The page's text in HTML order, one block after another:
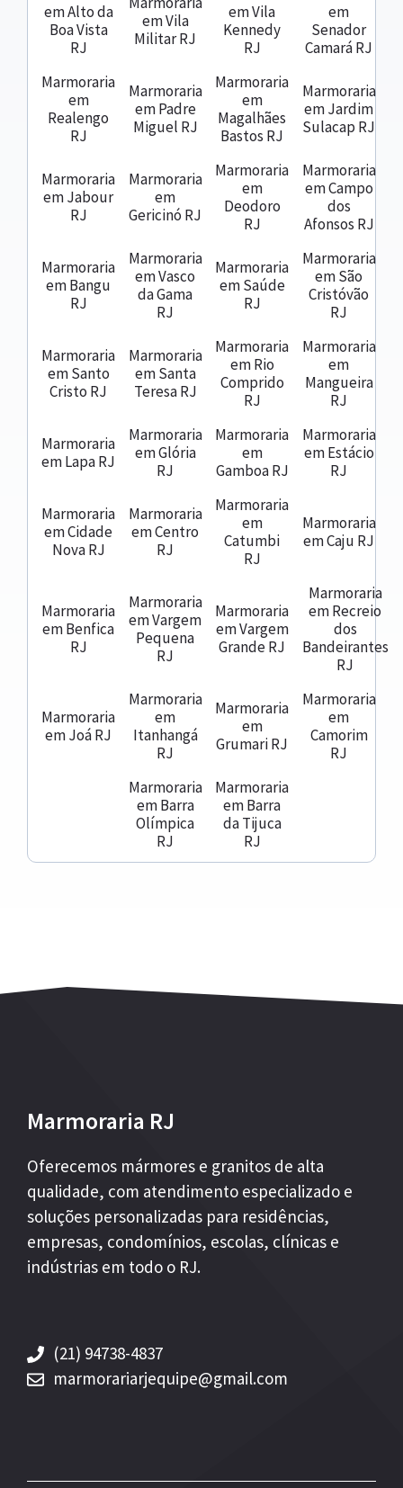
em Alto da
Boa Vista
RJ
em Vila
Militar RJ
em Vila
Kennedy
RJ
em
Senador
Camará RJ
Marmoraria
em
Realengo
RJ
Marmoraria
em Padre
Miguel RJ
Marmoraria
em
Magalhães
Bastos RJ
Marmoraria
em Jardim
Sulacap RJ
Marmoraria
em Jabour
RJ
Marmoraria
em
Gericinó RJ
Marmoraria
em
Deodoro
RJ
Marmoraria
em Campo
dos
Afonsos RJ
Marmoraria
em Bangu
RJ
Marmoraria
em Vasco
da Gama
RJ
Marmoraria
em Saúde
RJ
Marmoraria
em São
Cristóvão
RJ
Marmoraria
em Santo
Cristo RJ
Marmoraria
em Santa
Teresa RJ
Marmoraria
em Rio
Comprido
RJ
Marmoraria
em
Mangueira
RJ
Marmoraria
em Lapa RJ
Marmoraria
em Glória
RJ
Marmoraria
em
Gamboa RJ
Marmoraria
em Estácio
RJ
Marmoraria
em Cidade
Nova RJ
Marmoraria
em Centro
RJ
Marmoraria
em
Catumbi
RJ
Marmoraria
em Caju RJ
Marmoraria
em Benfica
RJ
Marmoraria
em Vargem
Pequena
RJ
Marmoraria
em Vargem
Grande RJ
Marmoraria
em Recreio
dos
Bandeirantes
RJ
Marmoraria
em Joá RJ
Marmoraria
em
Itanhangá
RJ
Marmoraria
em
Grumari RJ
Marmoraria
em
Camorim
RJ
Marmoraria
em Barra
Olímpica
RJ
Marmoraria
em Barra
da Tijuca
RJ
Marmoraria RJ
Oferecemos mármores e granitos de alta
qualidade, com atendimento especializado e
soluções personalizadas para residências,
empresas, condomínios, escolas, clínicas e
indústrias em todo o RJ.
(21) 94738-4837
marmorariarjequipe@gmail.com